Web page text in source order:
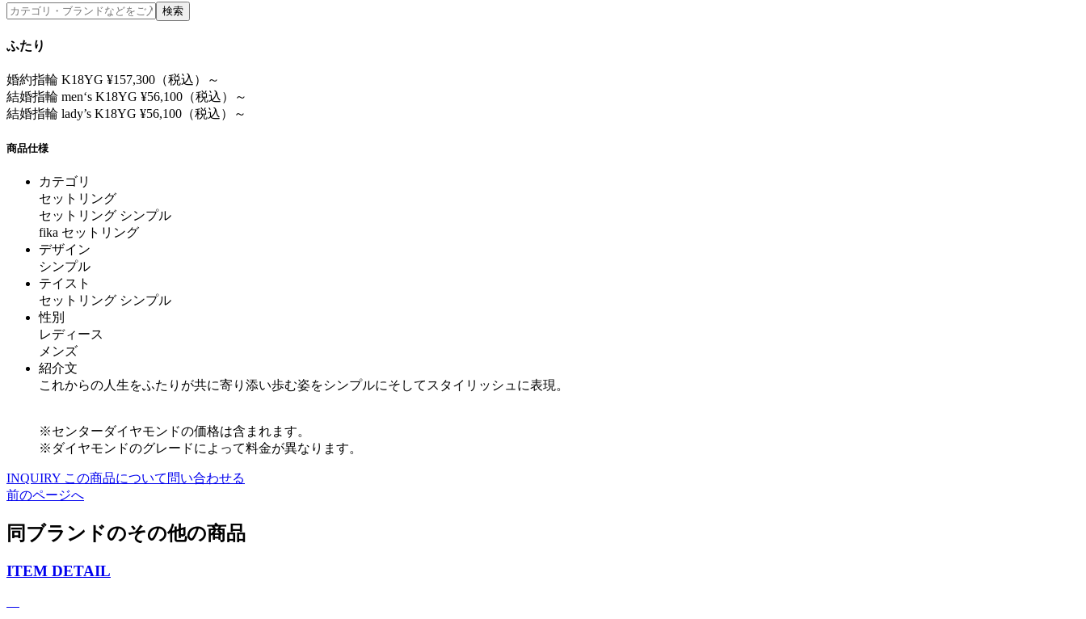
ふたり
婚約指輪 K18YG ¥157,300（税込）～
結婚指輪 men‘s K18YG ¥56,100（税込）～
結婚指輪 lady’s K18YG ¥56,100（税込）～
商品仕様
カテゴリ
セットリング
セットリング シンプル
fika セットリング
デザイン
シンプル
テイスト
セットリング シンプル
性別
レディース
メンズ
紹介文
これからの人生をふたりが共に寄り添い歩む姿をシンプルにそしてスタイリッシュに表現。
※センターダイヤモンドの価格は含まれます。
※ダイヤモンドのグレードによって料金が異なります。
INQUIRY この商品について問い合わせる
前のページへ
同ブランドのその他の商品
ITEM DETAIL